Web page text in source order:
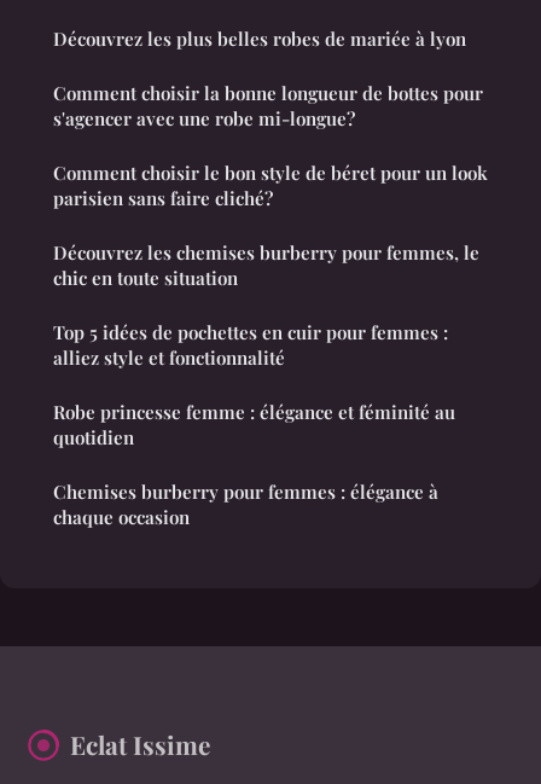
Découvrez les plus belles robes de mariée à lyon
Comment choisir la bonne longueur de bottes pour
s'agencer avec une robe mi-longue?
Comment choisir le bon style de béret pour un look
parisien sans faire cliché?
Découvrez les chemises burberry pour femmes, le
chic en toute situation
Top 5 idées de pochettes en cuir pour femmes :
alliez style et fonctionnalité
Robe princesse femme : élégance et féminité au
quotidien
Chemises burberry pour femmes : élégance à
chaque occasion
Eclat Issime